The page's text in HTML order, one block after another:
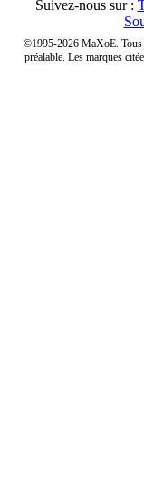
Suivez-nous sur :
©1995-2026 MaXoE. Tous
préalable. Les marques